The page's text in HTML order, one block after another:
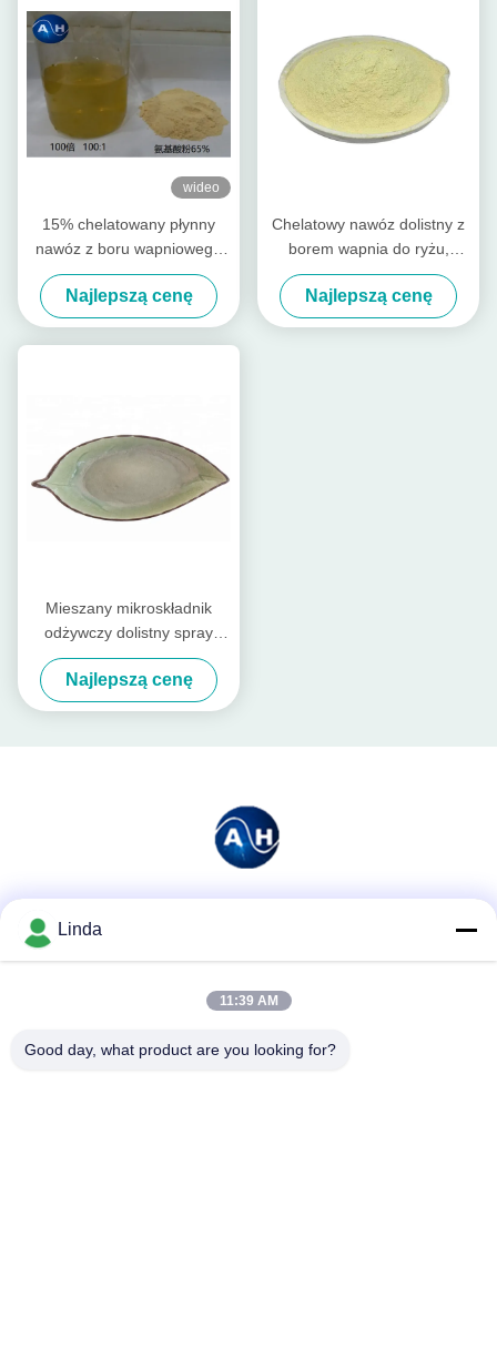
wideo
15% chelatowany płynny
nawóz z boru wapniowego
do ziemniaków
rozpuszczalnych w wodzie
Najlepszą cenę
Chelatowy nawóz dolistny z
borem wapnia do ryżu,
nawóz dolistny bananowy
Najlepszą cenę
Mieszany mikroskładnik
odżywczy dolistny spray
makro wapnia B do
hydroponicznych rolników
Najlepszą cenę
Linda
11:39 AM
Good day, what product are you looking for?